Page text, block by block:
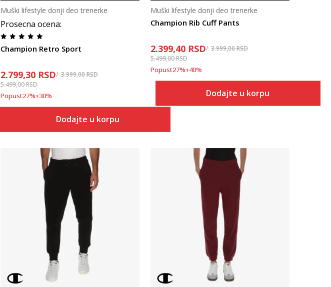
Prosecna ocena:
Champion Retro Sport
Muški lifestyle donji deo trenerke
2.799,30 RSD 3.999,00RSD
5.499,00RSD
Popust27%+30%
Dodajte u korpu
Champion Rib Cuff Pants
Muški lifestyle donji deo trenerke
2.399,40 RSD 3.999,00RSD
5.499,00RSD
Popust27%+40%
Dodajte u korpu
Uporedi Uporedi